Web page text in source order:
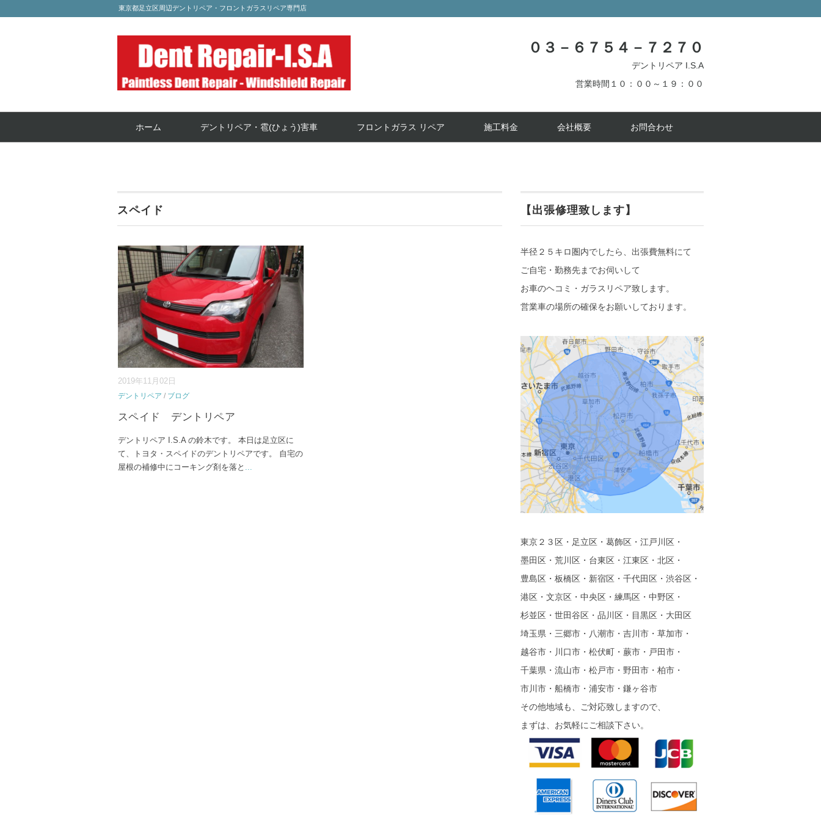
東京都足立区周辺デントリペア・フロントガラスリペア専門店
０３－６７５４－７２７０
デントリペア I.S.A
営業時間１０：００～１９：００
ホーム デントリペア・雹(ひょう)害車 フロントガラス リペア 施工料金 会社概要 お問合わせ
スペイド
2019年11月02日
デントリペア / ブログ
スペイド デントリペア
デントリペア I.S.A の鈴木です。 本日は足立区に
て、トヨタ・スペイドのデントリペアです。 自宅の
屋根の補修中にコーキング剤を落と ...
【出張修理致します】
半径２５キロ圏内でしたら、出張費無料にて
ご自宅・勤務先までお伺いして
お車のヘコミ・ガラスリペア致します。
営業車の場所の確保をお願いしております。
東京２３区・足立区・葛飾区・江戸川区・
墨田区・荒川区・台東区・江東区・北区・
豊島区・板橋区・新宿区・千代田区・渋谷区・
港区・文京区・中央区・練馬区・中野区・
杉並区・世田谷区・品川区・目黒区・大田区
埼玉県・三郷市・八潮市・吉川市・草加市・
越谷市・川口市・松伏町・蕨市・戸田市・
千葉県・流山市・松戸市・野田市・柏市・
市川市・船橋市・浦安市・鎌ヶ谷市
その他地域も、ご対応致しますので、
まずは、お気軽にご相談下さい。